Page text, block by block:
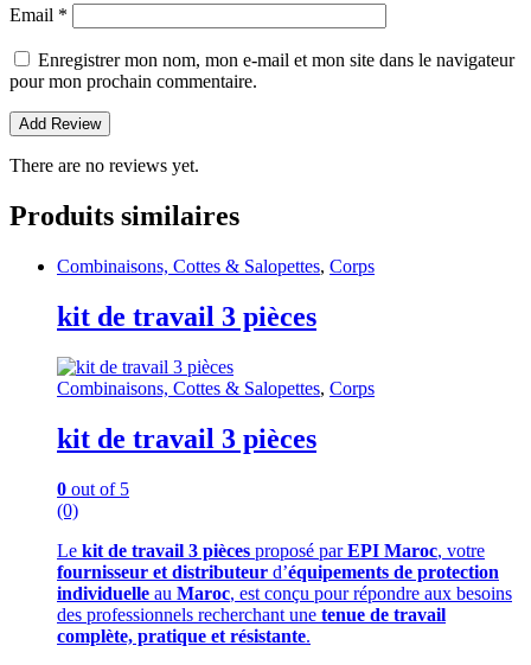
Email *
Enregistrer mon nom, mon e-mail et mon site dans le navigateur
pour mon prochain commentaire.
There are no reviews yet.
Produits similaires
Combinaisons, Cottes & Salopettes, Corps
kit de travail 3 pièces
Combinaisons, Cottes & Salopettes, Corps
kit de travail 3 pièces
0 out of 5
(0)
Le kit de travail 3 pièces proposé parEPI Maroc, votre
fournisseur et distributeur d’équipements de protection
individuelle au Maroc, est conçu pour répondre aux besoins
des professionnels recherchant une tenue de travail
complète, pratique et résistante.